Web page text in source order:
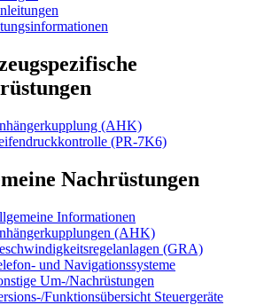
(AHK)
(PR-7K6)
Nachrüstungen
Informationen
(AHK)
(GRA)
und Navigationssysteme
Um-/Nachrüstungen
Funktionsübersicht Steuergeräte